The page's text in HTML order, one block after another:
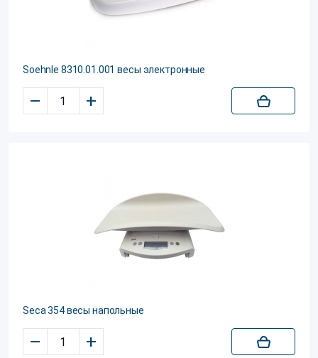
Soehnle 8310.01.001 весы электронные
– +
Seca 354 весы напольные
– +